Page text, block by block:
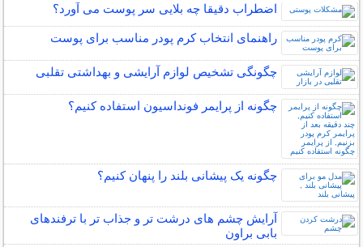
اضطراب دقیقا چه بلایی سر پوست می آورد؟
راهنمای انتخاب کرم پودر مناسب برای پوست
چگونگی تشخیص لوازم آرایشی و بهداشتی تقلبی
چگونه از پرایمر فونداسیون استفاده کنیم؟
چگونه یک پیشانی بلند را پنهان کنیم؟
آرایش چشم های درشت تر و جذاب تر با ترفندهای
بابی براون